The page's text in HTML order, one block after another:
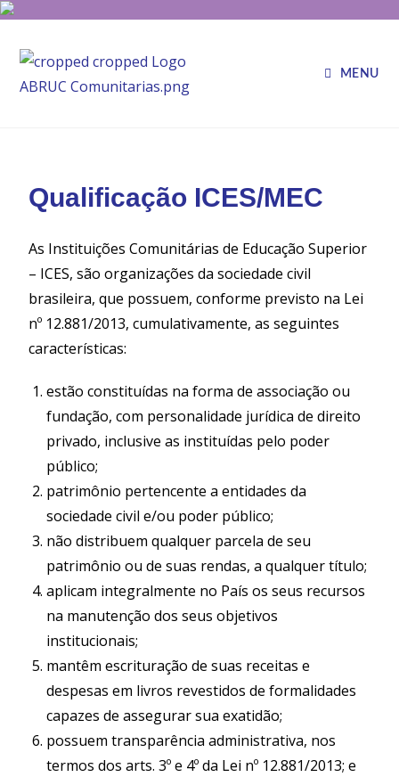
MENU
Qualificação ICES/MEC
As Instituições Comunitárias de Educação Superior
– ICES, são organizações da sociedade civil
brasileira, que possuem, conforme previsto na Lei
nº 12.881/2013, cumulativamente, as seguintes
características:
estão constituídas na forma de associação ou
fundação, com personalidade jurídica de direito
privado, inclusive as instituídas pelo poder
público;
patrimônio pertencente a entidades da
sociedade civil e/ou poder público;
não distribuem qualquer parcela de seu
patrimônio ou de suas rendas, a qualquer título;
aplicam integralmente no País os seus recursos
na manutenção dos seus objetivos
institucionais;
mantêm escrituração de suas receitas e
despesas em livros revestidos de formalidades
capazes de assegurar sua exatidão;
possuem transparência administrativa, nos
termos dos arts. 3º e 4º da Lei nº 12.881/2013; e